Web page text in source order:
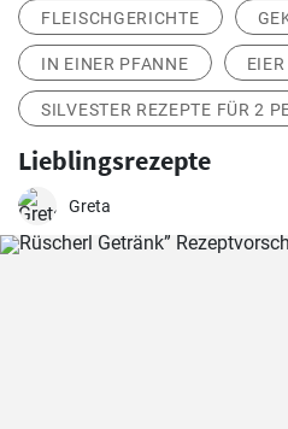
FLEISCHGERICHTE
IN EINER PFANNE EIER
SILVESTER REZEPTE FÜR 2
Lieblingsrezepte
Greta